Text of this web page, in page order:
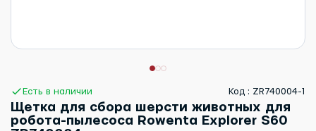
Есть в наличии Код : ZR740004-1
Щетка для сбора шерсти животных для
робота-пылесоса Rowenta Explorer S60